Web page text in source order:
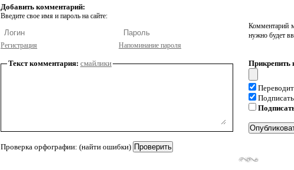
Добавить комментарий:
Введите свое имя и пароль на сайте:
Регистрация Напоминание пароля
Комментарий
нужно будет
Текст комментария: смайлики
Проверка орфографии: (найти ошибки)
Прикрепить